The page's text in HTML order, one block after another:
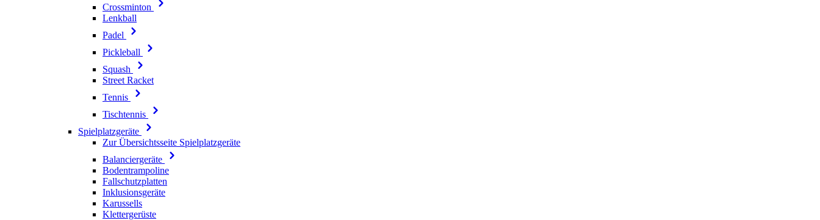
Crossminton
Lenkball
Padel
Pickleball
Squash
Street Racket
Tennis
Tischtennis
Spielplatzgeräte
Zur Übersichtsseite Spielplatzgeräte
Balanciergeräte
Bodentrampoline
Fallschutzplatten
Inklusionsgeräte
Karussells
Klettergerüste